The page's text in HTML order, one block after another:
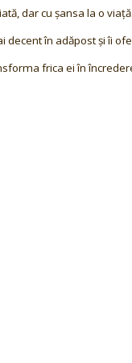
dar cu șansa la o
în adăpost și îi
frica ei în